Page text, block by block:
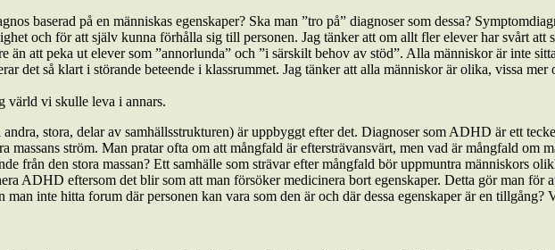
baserad på en människas egenskaper? Ska man ”tro på” diagnoser som dessa?
och för att själv kunna förhålla sig till personen. Jag tänker att om allt fler elever har svårt att
än att peka ut elever som ”annorlunda” och ”i särskilt behov av stöd”. Alla människor är inte
det så klart i störande beteende i klassrummet. Jag tänker att alla människor är olika, vissa
värld vi skulle leva i annars.
stora, delar av samhällsstrukturen) är uppbyggt efter det. Diagnoser som ADHD är ett
massans ström. Man pratar ofta om att mångfald är eftersträvansvärt, men vad är mångfald om
från den stora massan? Ett samhälle som strävar efter mångfald bör uppmuntra människors
ADHD eftersom det blir som att man försöker medicinera bort egenskaper. Detta gör man för
inte hitta forum där personen kan vara som den är och där dessa egenskaper är en